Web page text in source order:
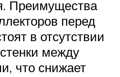
Преимущества
перед
в отсутствии
между
что снижает